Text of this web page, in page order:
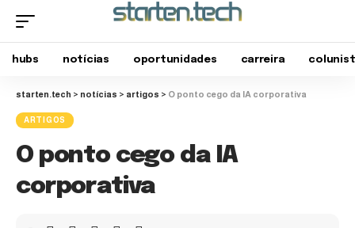
hubs notícias oportunidades carreira
starten.tech > notícias > artigos > O ponto cego da IA corporativa
ARTIGOS
O ponto cego da IA
corporativa